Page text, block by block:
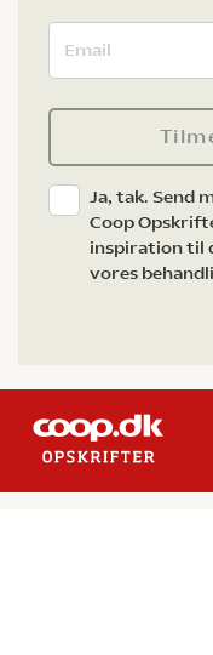
Ja, tak. Send
Coop
inspiration til
vores